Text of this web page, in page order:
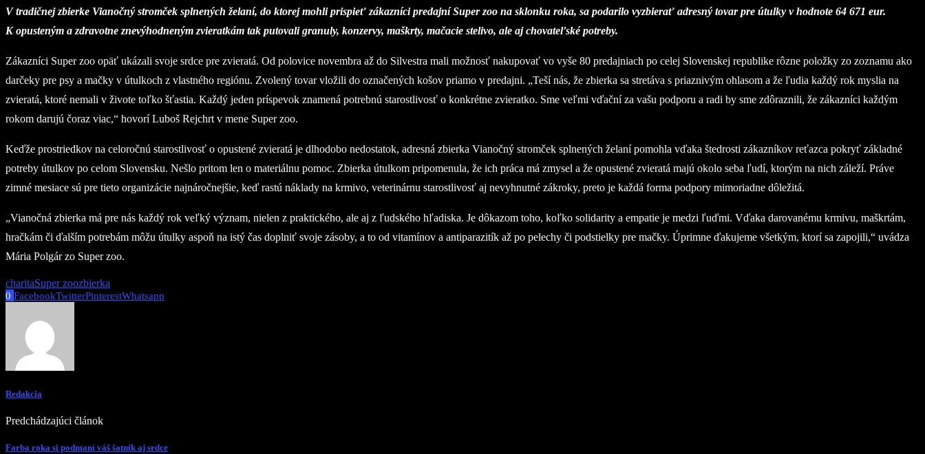
V tradičnej zbierke Vianočný stromček splnených želaní, do ktorej mohli prispieť zákazníci predajní Super zoo na sklonku roka, sa podarilo vyzbierať adresný tovar pre útulky v hodnote 64 671 eur.
K opusteným a zdravotne znevýhodneným zvieratkám tak putovali granuly, konzervy, maškrty, mačacie stelivo, ale aj chovateľské potreby.
Zákazníci Super zoo opäť ukázali svoje srdce pre zvieratá. Od polovice novembra až do Silvestra mali možnosť nakupovať vo vyše 80 predajniach po celej Slovenskej republike rôzne položky zo zoznamu ako
darčeky pre psy a mačky v útulkoch z vlastného regiónu. Zvolený tovar vložili do označených košov priamo v predajni. „Teší nás, že zbierka sa stretáva s priaznivým ohlasom a že ľudia každý rok myslia na
zvieratá, ktoré nemali v živote toľko šťastia. Každý jeden príspevok znamená potrebnú starostlivosť o konkrétne zvieratko. Sme veľmi vďační za vašu podporu a radi by sme zdôraznili, že zákazníci každým
rokom darujú čoraz viac,“ hovorí Luboš Rejchrt v mene Super zoo.
Keďže prostriedkov na celoročnú starostlivosť o opustené zvieratá je dlhodobo nedostatok, adresná zbierka Vianočný stromček splnených želaní pomohla vďaka štedrosti zákazníkov reťazca pokryť základné
potreby útulkov po celom Slovensku. Nešlo pritom len o materiálnu pomoc. Zbierka útulkom pripomenula, že ich práca má zmysel a že opustené zvieratá majú okolo seba ľudí, ktorým na nich záleží. Práve
zimné mesiace sú pre tieto organizácie najnáročnejšie, keď rastú náklady na krmivo, veterinárnu starostlivosť aj nevyhnutné zákroky, preto je každá forma podpory mimoriadne dôležitá.
„Vianočná zbierka má pre nás každý rok veľký význam, nielen z praktického, ale aj z ľudského hľadiska. Je dôkazom toho, koľko solidarity a empatie je medzi ľuďmi. Vďaka darovanému krmivu, maškrtám,
hračkám či ďalším potrebám môžu útulky aspoň na istý čas doplniť svoje zásoby, a to od vitamínov a antiparazitík až po pelechy či podstielky pre mačky. Úprimne ďakujeme všetkým, ktorí sa zapojili,“ uvádza
Mária Polgár zo Super zoo.
charitaSuper zoozbierka
0 FacebookTwitterPinterestWhatsapp
Redakcia
Predchádzajúci článok
Farba roka si podmaní váš šatník aj srdce